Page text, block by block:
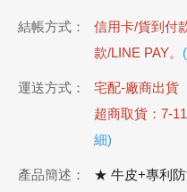
結帳方式：
信用卡/貨到付
款/LINE PAY。
運送方式： 宅配-廠商出貨
超商取貨：7-
細)
產品簡述：
★ 牛皮+專利